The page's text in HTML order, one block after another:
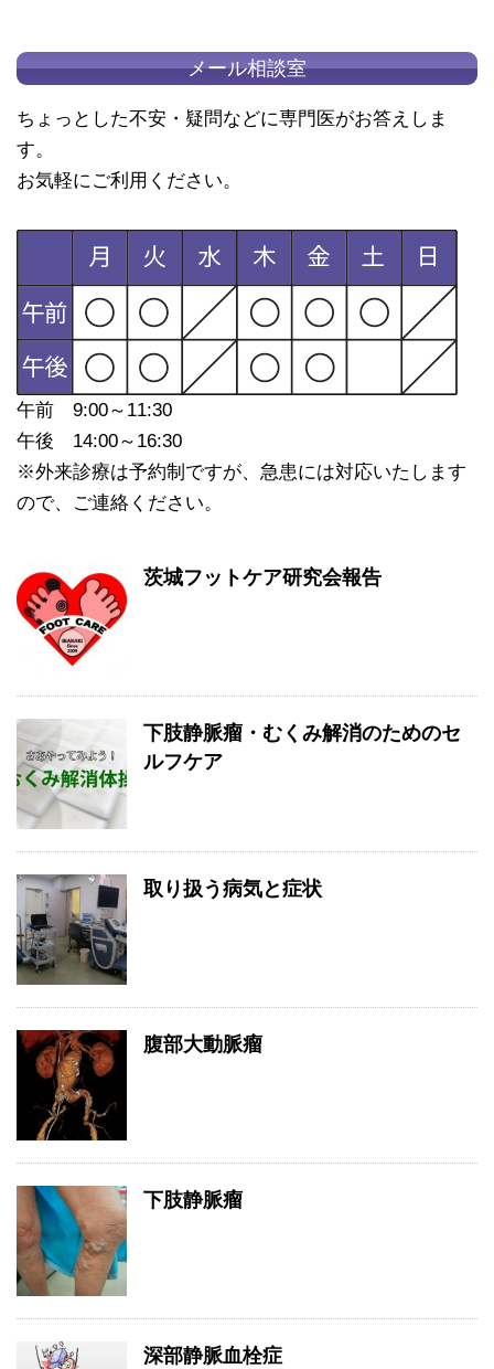
メール相談室
ちょっとした不安・疑問などに専門医がお答えしま
す。
お気軽にご利用ください。
午前 9:00～11:30
午後 14:00～16:30
※外来診療は予約制ですが、急患には対応いたします
ので、ご連絡ください。
茨城フットケア研究会報告
下肢静脈瘤・むくみ解消のためのセ
ルフケア
取り扱う病気と症状
腹部大動脈瘤
下肢静脈瘤
深部静脈血栓症